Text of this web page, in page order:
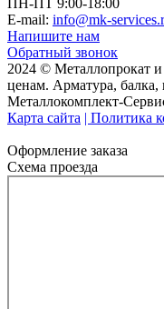
ПН-ПТ 9:00-18:00
E-mail: info@mk-
Напишите нам
Обратный звонок
2024 © Металлопрокат
ценам. Арматура, балка,
Металлокомплект-
Карта сайта | Политика
Оформление заказа
Схема проезда